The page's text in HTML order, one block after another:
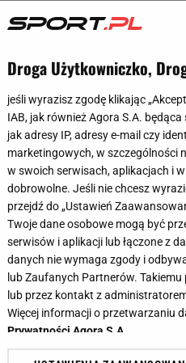
Droga Użytkowniczko,
jeśli wyrazisz zgodę klikając
IAB, jak również Agora S.A.
jak adresy IP, adresy e-mail czy
marketingowych, w szczególności
w swoich serwisach, aplikacjach i
dobrowolne. Jeśli nie chcesz
przejdź do „Ustawień
Twoje dane osobowe mogą być
serwisów i aplikacji lub łączone z
danych nie wymaga zgody i
lub Zaufanych Partnerów.
lub przez kontakt z
Więcej informacji o przetwarzaniu
Prywatności Agora S.A.